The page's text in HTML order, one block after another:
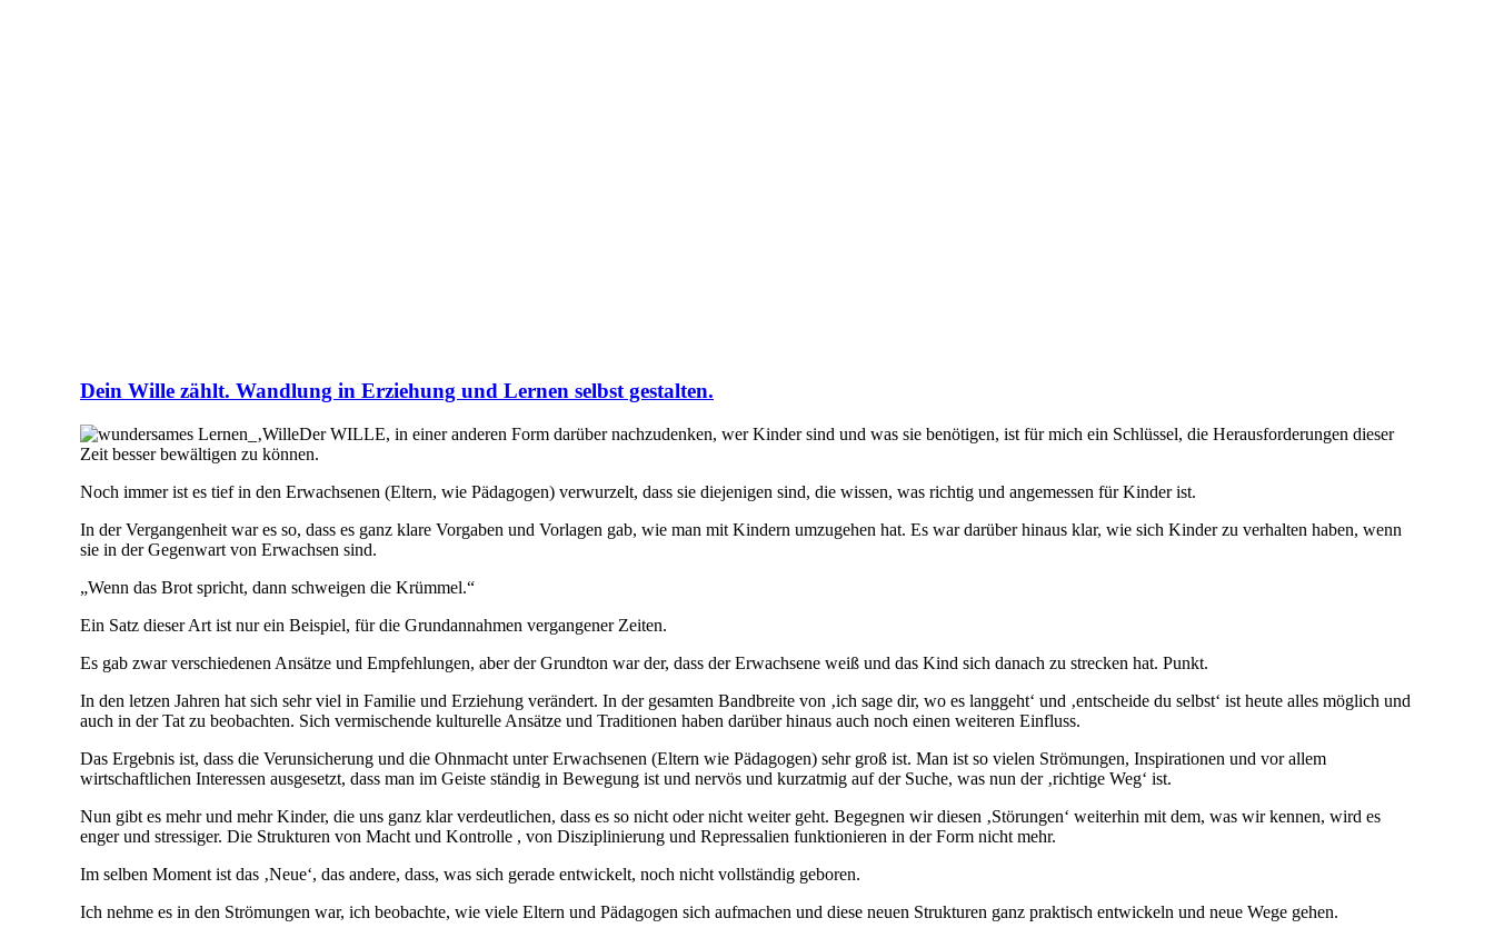
Dein Wille zählt. Wandlung in Erziehung und Lernen selbst gestalten.
Der WILLE, in einer anderen Form darüber nachzudenken, wer Kinder sind und was sie benötigen, ist für mich ein Schlüssel, die Herausforderungen dieser
Zeit besser bewältigen zu können.
Noch immer ist es tief in den Erwachsenen (Eltern, wie Pädagogen) verwurzelt, dass sie diejenigen sind, die wissen, was richtig und angemessen für Kinder ist.
In der Vergangenheit war es so, dass es ganz klare Vorgaben und Vorlagen gab, wie man mit Kindern umzugehen hat. Es war darüber hinaus klar, wie sich Kinder zu verhalten haben, wenn
sie in der Gegenwart von Erwachsen sind.
„Wenn das Brot spricht, dann schweigen die Krümmel.“
Ein Satz dieser Art ist nur ein Beispiel, für die Grundannahmen vergangener Zeiten.
Es gab zwar verschiedenen Ansätze und Empfehlungen, aber der Grundton war der, dass der Erwachsene weiß und das Kind sich danach zu strecken hat. Punkt.
In den letzen Jahren hat sich sehr viel in Familie und Erziehung verändert. In der gesamten Bandbreite von ‚ich sage dir, wo es langgeht‘ und ‚entscheide du selbst‘ ist heute alles möglich und
auch in der Tat zu beobachten. Sich vermischende kulturelle Ansätze und Traditionen haben darüber hinaus auch noch einen weiteren Einfluss.
Das Ergebnis ist, dass die Verunsicherung und die Ohnmacht unter Erwachsenen (Eltern wie Pädagogen) sehr groß ist. Man ist so vielen Strömungen, Inspirationen und vor allem
wirtschaftlichen Interessen ausgesetzt, dass man im Geiste ständig in Bewegung ist und nervös und kurzatmig auf der Suche, was nun der ‚richtige Weg‘ ist.
Nun gibt es mehr und mehr Kinder, die uns ganz klar verdeutlichen, dass es so nicht oder nicht weiter geht. Begegnen wir diesen ‚Störungen‘ weiterhin mit dem, was wir kennen, wird es
enger und stressiger. Die Strukturen von Macht und Kontrolle , von Disziplinierung und Repressalien funktionieren in der Form nicht mehr.
Im selben Moment ist das ‚Neue‘, das andere, dass, was sich gerade entwickelt, noch nicht vollständig geboren.
Ich nehme es in den Strömungen war, ich beobachte, wie viele Eltern und Pädagogen sich aufmachen und diese neuen Strukturen ganz praktisch entwickeln und neue Wege gehen.